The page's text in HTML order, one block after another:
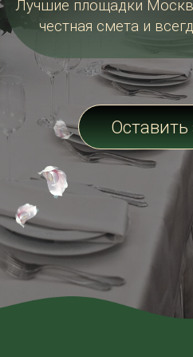
и получите уникальное,
оформление свадьбы,
романтического свидания,
любого другого
примерами
работ